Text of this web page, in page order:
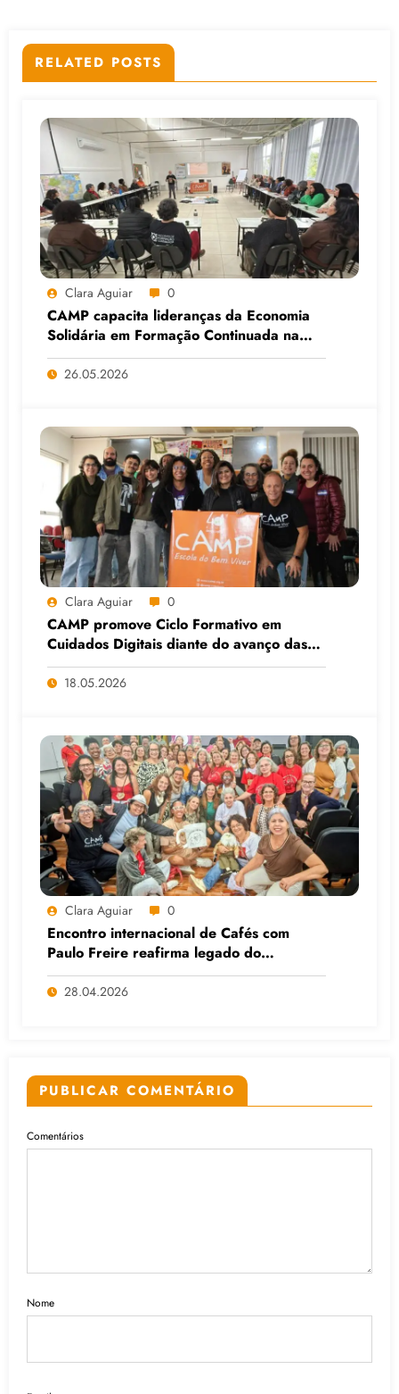
RELATED POSTS
Clara Aguiar 0
CAMP capacita lideranças da Economia
Solidária em Formação Continuada na
Faculdade do Assentamento do MST, em
Viamão (RS)
26.05.2026
Clara Aguiar 0
CAMP promove Ciclo Formativo em
Cuidados Digitais diante do avanço das
Big Techs e da IA
18.05.2026
Clara Aguiar 0
Encontro internacional de Cafés com
Paulo Freire reafirma legado do
educador popular
28.04.2026
PUBLICAR COMENTÁRIO
Comentários
Nome